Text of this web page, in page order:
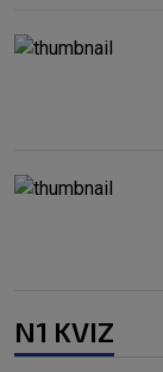
N1 KVIZ